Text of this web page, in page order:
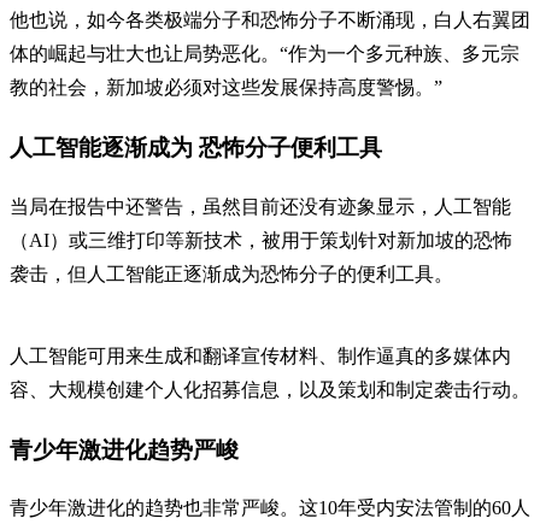
他也说，如今各类极端分子和恐怖分子不断涌现，白人右翼团
体的崛起与壮大也让局势恶化。“作为一个多元种族、多元宗
教的社会，新加坡必须对这些发展保持高度警惕。”
人工智能逐渐成为 恐怖分子便利工具
当局在报告中还警告，虽然目前还没有迹象显示，人工智能
（AI）或三维打印等新技术，被用于策划针对新加坡的恐怖
袭击，但人工智能正逐渐成为恐怖分子的便利工具。
人工智能可用来生成和翻译宣传材料、制作逼真的多媒体内
容、大规模创建个人化招募信息，以及策划和制定袭击行动。
青少年激进化趋势严峻
青少年激进化的趋势也非常严峻。这10年受内安法管制的60人